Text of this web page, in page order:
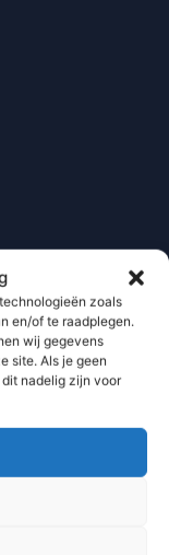
zoals
en/of te raadplegen.
wij gegevens
site. Als je geen
nadelig zijn voor